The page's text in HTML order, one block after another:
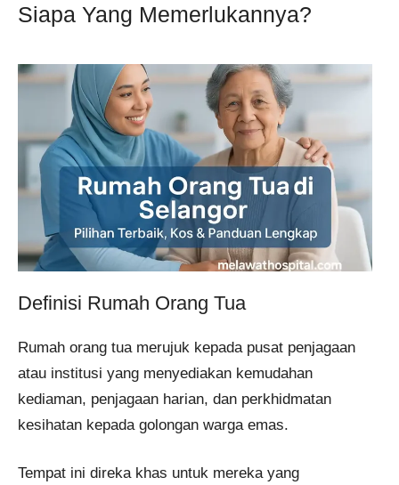
Siapa Yang Memerlukannya?
Definisi Rumah Orang Tua
Rumah orang tua merujuk kepada pusat penjagaan
atau institusi yang menyediakan kemudahan
kediaman, penjagaan harian, dan perkhidmatan
kesihatan kepada golongan warga emas.
Tempat ini direka khas untuk mereka yang